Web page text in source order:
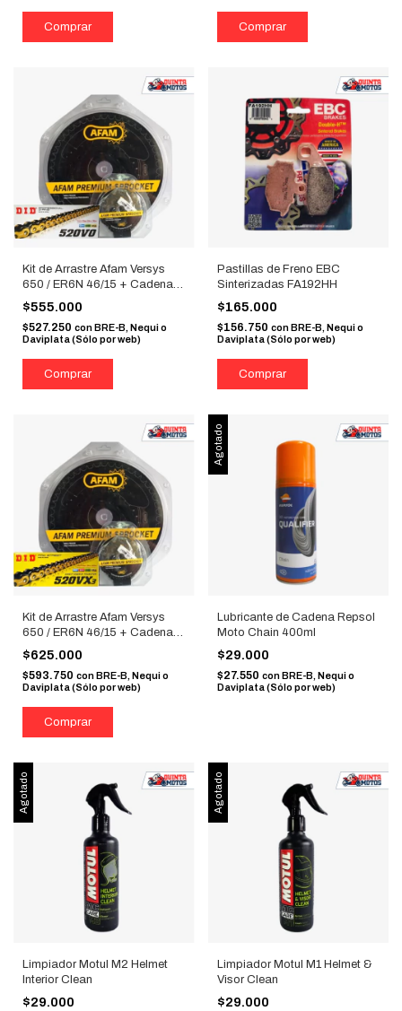
Kit de Arrastre Afam Versys
650 / ER6N 46/15 + Cadena
DID VO 520 Dorada
$555.000
$527.250 con BRE-B, Nequi o
Daviplata (Sólo por web)
Pastillas de Freno EBC
Sinterizadas FA192HH
$165.000
$156.750 con BRE-B, Nequi o
Daviplata (Sólo por web)
Kit de Arrastre Afam Versys
650 / ER6N 46/15 + Cadena
DID X-Ring 520 Dorada
$625.000
$593.750 conBRE-B, Nequi o
Daviplata (Sólo por web)
Agotado
Lubricante de Cadena Repsol
Moto Chain 400ml
$29.000
$27.550 con BRE-B, Nequi o
Daviplata (Sólo por web)
Agotado
Limpiador Motul M2 Helmet
Interior Clean
$29.000
Agotado
Limpiador Motul M1 Helmet &
Visor Clean
$29.000